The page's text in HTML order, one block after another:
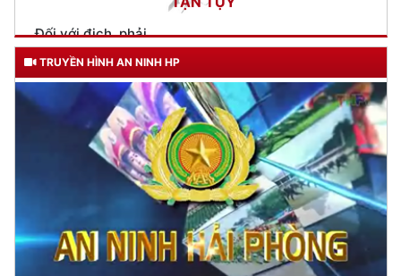
Trích thư Chủ tịch Hồ Chí Minh
gửi Công an Khu XII,
TRUYỀN HÌNH AN NINH HP